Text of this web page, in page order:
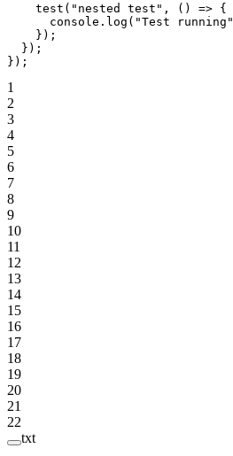
    test
( "nested test" , () => {
      console.
log ( "Test running"
    });
  });
});
1
2
3
4
5
6
7
8
9
10
11
12
13
14
15
16
17
18
19
20
21
22
txt